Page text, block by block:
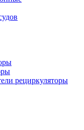
рециркуляторы